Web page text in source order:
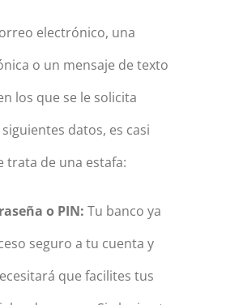
electrónico, una
o un mensaje de texto
los que se le solicita
datos, es casi
trata de una estafa:
o PIN: Tu banco ya
seguro a tu cuenta y
que facilites tus